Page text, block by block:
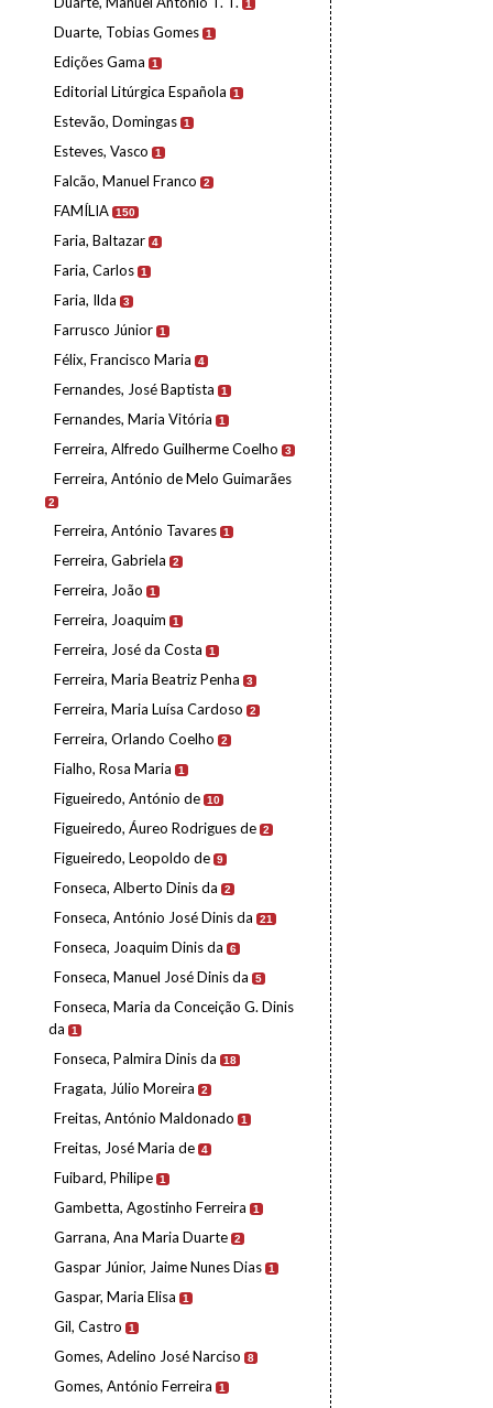
1
Duarte, Tobias Gomes 1
Edições Gama 1
Editorial Litúrgica Española 1
Estevão, Domingas 1
Esteves, Vasco 1
Falcão, Manuel Franco 2
FAMÍLIA 150
Faria, Baltazar 4
Faria, Carlos 1
Faria, Ilda 3
Farrusco Júnior 1
Félix, Francisco Maria 4
Fernandes, José Baptista 1
Fernandes, Maria Vitória 1
Ferreira, Alfredo Guilherme Coelho 3
Ferreira, António de Melo Guimarães
2
Ferreira, António Tavares 1
Ferreira, Gabriela 2
Ferreira, João 1
Ferreira, Joaquim 1
Ferreira, José da Costa 1
Ferreira, Maria Beatriz Penha 3
Ferreira, Maria Luísa Cardoso 2
Ferreira, Orlando Coelho 2
Fialho, Rosa Maria 1
Figueiredo, António de 10
Figueiredo, Áureo Rodrigues de 2
Figueiredo, Leopoldo de 9
Fonseca, Alberto Dinis da 2
Fonseca, António José Dinis da 21
Fonseca, Joaquim Dinis da 6
Fonseca, Manuel José Dinis da 5
Fonseca, Maria da Conceição G. Dinis
da
1
Fonseca, Palmira Dinis da 18
Fragata, Júlio Moreira 2
Freitas, António Maldonado 1
Freitas, José Maria de 4
Fuibard, Philipe 1
Gambetta, Agostinho Ferreira 1
Garrana, Ana Maria Duarte 2
Gaspar Júnior, Jaime Nunes Dias 1
Gaspar, Maria Elisa 1
Gil, Castro 1
Gomes, Adelino José Narciso 8
Gomes, António Ferreira 1